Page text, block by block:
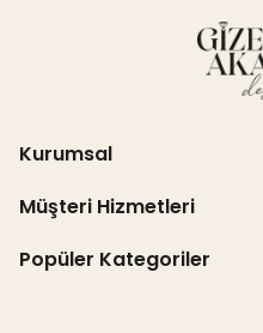
Kurumsal
Müşteri Hizmetleri
Popüler Kategoriler